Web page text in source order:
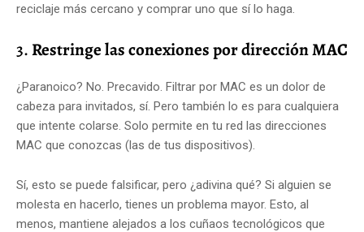
reciclaje más cercano y comprar uno que sí lo haga.
3.Restringe las conexiones por dirección MAC
¿Paranoico? No. Precavido. Filtrar por MAC es un dolor de
cabeza para invitados, sí. Pero también lo es para cualquiera
que intente colarse. Solo permite en tu red las direcciones
MAC que conozcas (las de tus dispositivos).
Sí, esto se puede falsificar, pero ¿adivina qué? Si alguien se
molesta en hacerlo, tienes un problema mayor. Esto, al
menos, mantiene alejados a los cuñaos tecnológicos que